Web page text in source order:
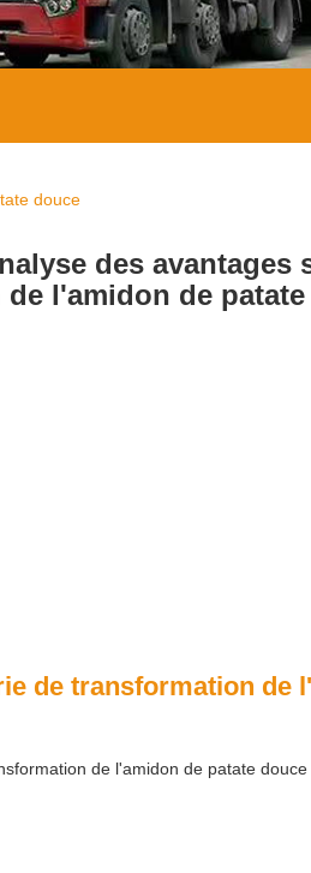
douce
des avantages
l'amidon de
de transformation de
de l'amidon de patate